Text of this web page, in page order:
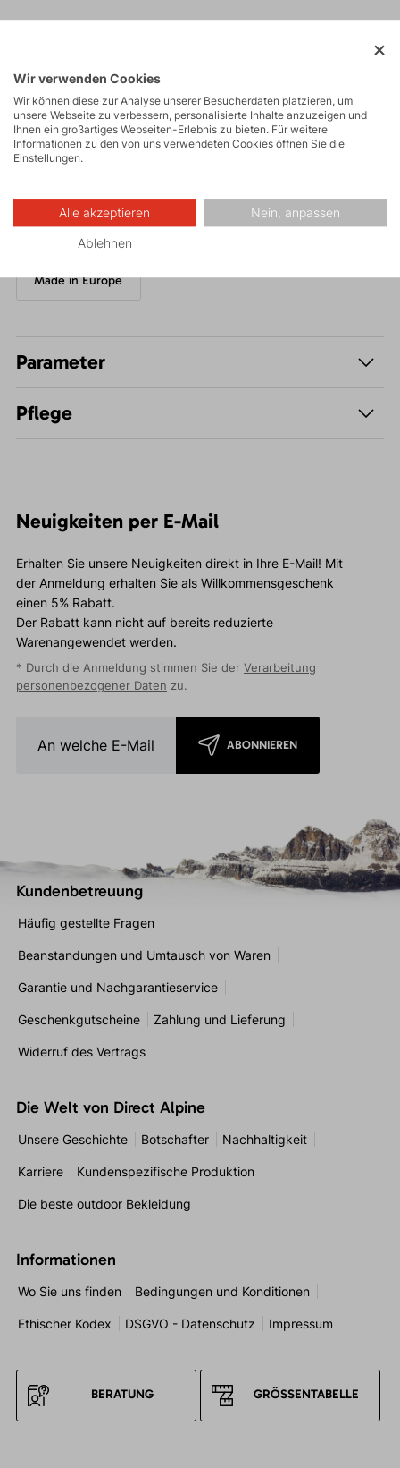
Trocknen. Geeignet unter einem Helm für eine breite
Palette von Winter – oder Bergaktivitäten wie
Skitouren, Skilanglauf, Klettern, Trekking, Laufen.
Made in Europe
Parameter
Pflege
Neuigkeiten per E-Mail
Erhalten Sie unsere Neuigkeiten direkt in Ihre E-Mail! Mit
der Anmeldung erhalten Sie als Willkommensgeschenk
einen 5% Rabatt.
Der Rabatt kann nicht auf bereits reduzierte
Warenangewendet werden.
* Durch die Anmeldung stimmen Sie der Verarbeitung
personenbezogener Daten zu.
ABONNIEREN
Kundenbetreuung
Häufig gestellte Fragen
Beanstandungen und Umtausch von Waren
Garantie und Nachgarantieservice
Geschenkgutscheine Zahlung und Lieferung
Widerruf des Vertrags
Die Welt von Direct Alpine
Unsere Geschichte Botschafter Nachhaltigkeit
Karriere Kundenspezifische Produktion
Die beste outdoor Bekleidung
Informationen
Wo Sie uns finden Bedingungen und Konditionen
Ethischer Kodex DSGVO - Datenschutz Impressum
BERATUNG GRÖSSENTABELLE
Wir verwenden Cookies
Wir können diese zur Analyse unserer Besucherdaten platzieren, um
unsere Webseite zu verbessern, personalisierte Inhalte anzuzeigen und
Ihnen ein großartiges Webseiten-Erlebnis zu bieten. Für weitere
Informationen zu den von uns verwendeten Cookies öffnen Sie die
Einstellungen.
Alle akzeptieren Nein, anpassen
Ablehnen